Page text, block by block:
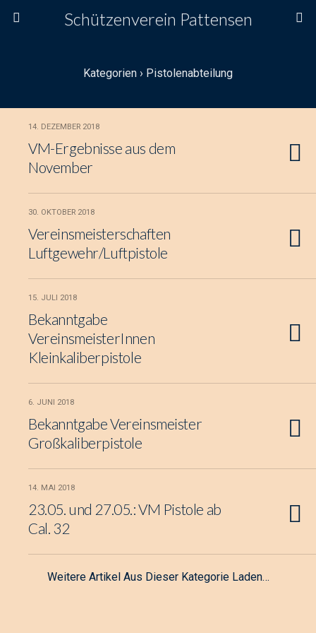
Schützenverein Pattensen
Kategorien › Pistolenabteilung
14. DEZEMBER 2018
VM-Ergebnisse aus dem
November
30. OKTOBER 2018
Vereinsmeisterschaften
Luftgewehr/Luftpistole
15. JULI 2018
Bekanntgabe
VereinsmeisterInnen
Kleinkaliberpistole
6. JUNI 2018
Bekanntgabe Vereinsmeister
Großkaliberpistole
14. MAI 2018
23.05. und 27.05.: VM Pistole ab
Cal. 32
Weitere Artikel Aus Dieser Kategorie Laden…